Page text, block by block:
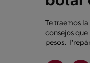
Te traemos
consejos que
pesos.